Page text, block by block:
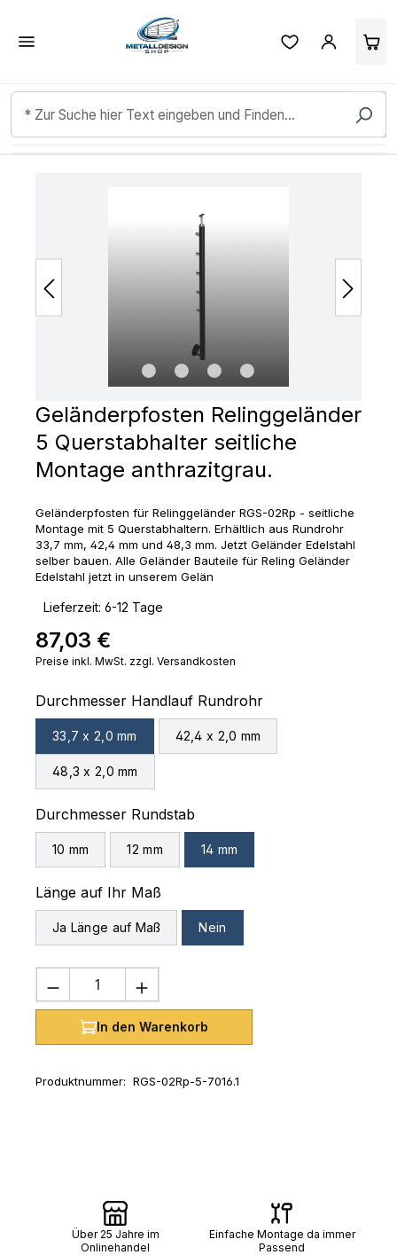
Zum Hauptinhalt springen
Geländerpfosten Relinggeländer
5 Querstabhalter seitliche
Montage anthrazitgrau.
Geländerpfosten für Relinggeländer RGS-02Rp - seitliche
Montage mit 5 Querstabhaltern. Erhältlich aus Rundrohr
33,7 mm, 42,4 mm und 48,3 mm. Jetzt Geländer Edelstahl
selber bauen. Alle Geländer Bauteile für Reling Geländer
Edelstahl jetzt in unserem Gelän
Lieferzeit: 6-12 Tage
Regulärer Preis:
87,03 €
Preise inkl. MwSt. zzgl. Versandkosten
Durchmesser Handlauf Rundrohrauswählen
33,7 x 2,0 mm 42,4 x 2,0 mm
48,3 x 2,0 mm
Durchmesser Rundstab
10 mm 12 mm 14 mm
Länge auf Ihr Maß
Ja Länge auf Maß Nein
Produkt Anzahl: Gib den
In den Warenkorb
Produktnummer: RGS-02Rp-5-7016.1
Über 25 Jahre im
Onlinehandel
Einfache Montage da immer
Passend